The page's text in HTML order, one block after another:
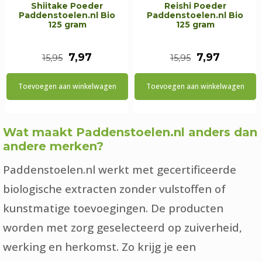
Shiitake Poeder
Paddenstoelen.nl Bio
125 gram
15,95
Oorspronkelijke
prijs
7,97
prijs
Toevoegen aan winkelwagen
Reishi Poeder
Paddenstoelen.nl Bio
125 gram
15,95
prijs
7,97
prijs
Toevoegen aan winkelwagen
Wat maakt Paddenstoelen.nl anders dan
andere merken?
Paddenstoelen.nl werkt met gecertificeerde
biologische extracten zonder vulstoffen of
kunstmatige toevoegingen. De producten
worden met zorg geselecteerd op zuiverheid,
werking en herkomst. Zo krijg je een